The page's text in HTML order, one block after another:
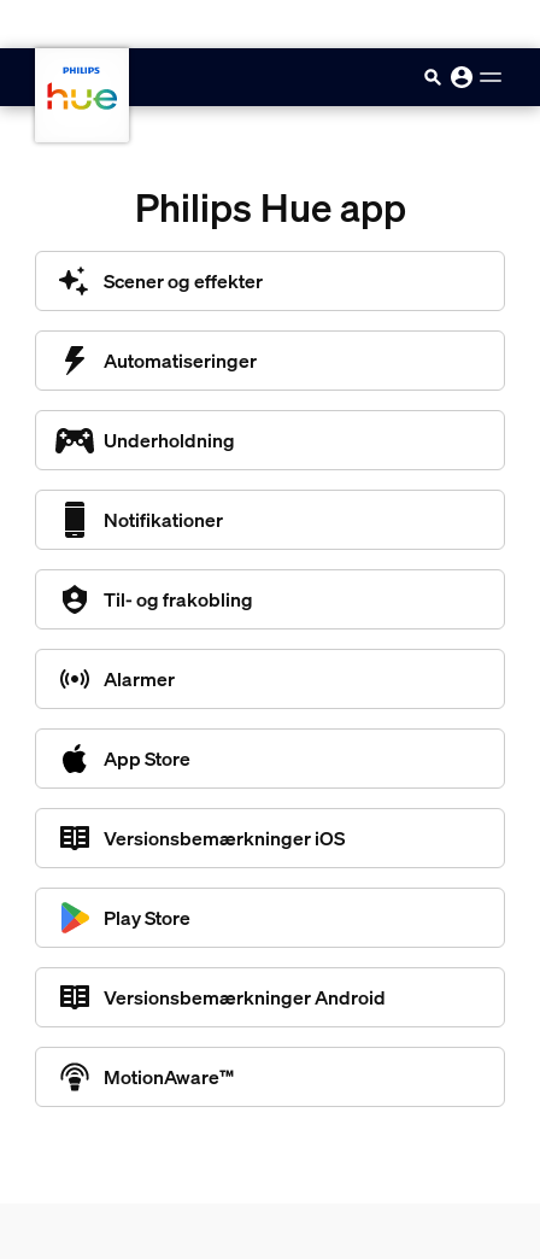
Philips Hue app
Scener og effekter
Automatiseringer
Underholdning
Notifikationer
Til- og frakobling
Alarmer
App Store
Versionsbemærkninger iOS
Play Store
Versionsbemærkninger Android
MotionAware™